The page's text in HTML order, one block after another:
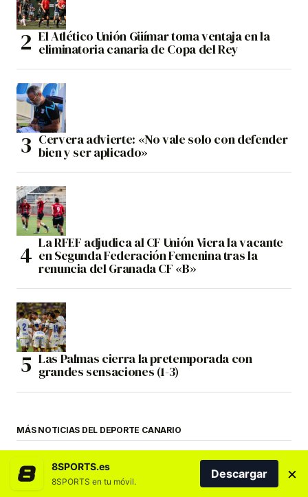
El Atlético Unión Güímar toma ventaja en la
eliminatoria canaria de Copa del Rey
Cervera advierte: «No vale solo con defender
bien y ser aplicado»
La RFEF adjudica al CF Unión Viera la vacante
en Segunda Federación Femenina tras la
renuncia del Granada CF «B»
Las Palmas cierra la pretemporada con
grandes sensaciones (1-3)
MÁS NOTICIAS DEL DEPORTE CANARIO
8SPORTS.es
8SPORTS en tu móvil.
Descargar ×